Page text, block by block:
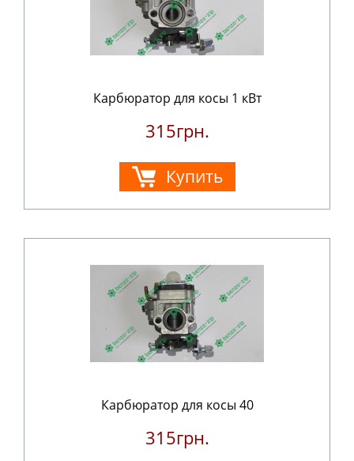
Карбюратор для косы 1 кВт
315грн.
Купить
Карбюратор для косы 40
315грн.